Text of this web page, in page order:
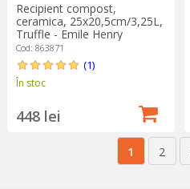
Recipient compost,
ceramica, 25x20,5cm/3,25L,
Truffle - Emile Henry
Cod: 863871
(1)
În stoc
448 lei
1 2